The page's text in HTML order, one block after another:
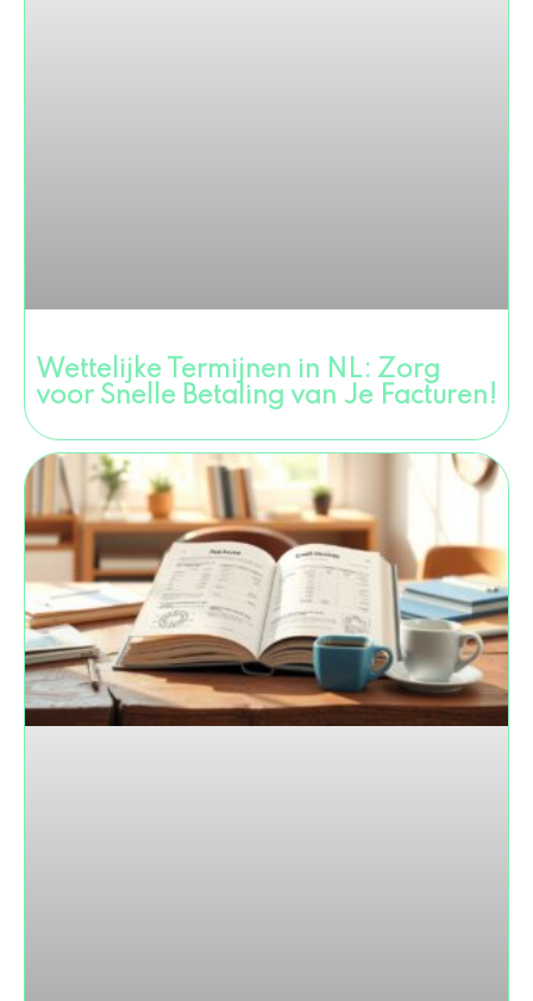
Wettelijke Termijnen in NL: Zorg
voor Snelle Betaling van Je Facturen!